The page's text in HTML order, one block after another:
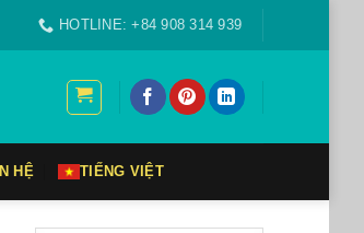
HOTLINE: +84 908 314 939
HỆ TIẾNG VIỆT